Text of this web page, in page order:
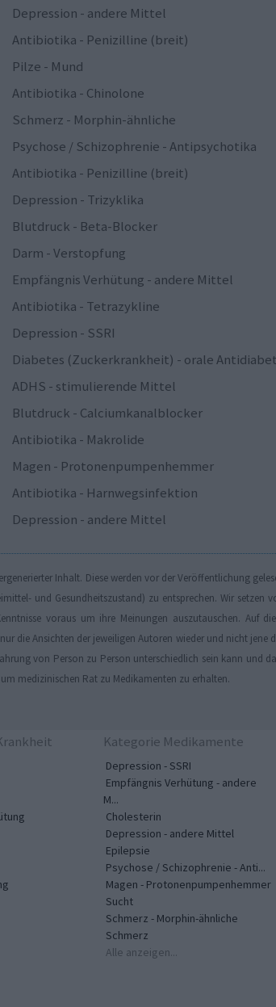
Depression - andere Mittel
Antibiotika - Penizilline (breit)
Pilze - Mund
Antibiotika - Chinolone
Schmerz - Morphin-ähnliche
Psychose / Schizophrenie - Antipsychotika
Antibiotika - Penizilline (breit)
Depression - Trizyklika
Blutdruck - Beta-Blocker
Darm - Verstopfung
Empfängnis Verhütung - andere Mittel
Antibiotika - Tetrazykline
Depression - SSRI
Diabetes (Zuckerkrankheit) - orale
ADHS - stimulierende Mittel
Blutdruck - Calciumkanalblocker
Antibiotika - Makrolide
Magen - Protonenpumpenhemmer
Antibiotika - Harnwegsinfektion
Depression - andere Mittel
Inhalt. Diese werden vor der Veröffentlichung
und Gesundheitszustand) zu entsprechen. Wir setzen
voraus um ihre Meinungen auszutauschen. Auf
die Ansichten der jeweiligen Autoren wieder und nicht jene
von Person zu Person unterschiedlich sein kann und
medizinischen Rat zu Medikamenten zu erhalten.
Kategorie Medikamente
Depression - SSRI
Empfängnis Verhütung - andere
M...
Cholesterin
Depression - andere Mittel
Epilepsie
Psychose / Schizophrenie - Anti...
Magen - Protonenpumpenhemmer
Sucht
Schmerz - Morphin-ähnliche
Schmerz
Alle anzeigen...